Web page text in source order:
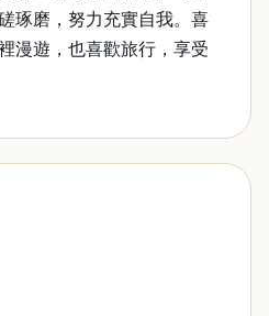
琢磨，努力充實自我。喜
漫遊，也喜歡旅行，享受